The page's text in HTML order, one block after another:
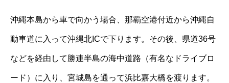
沖縄本島から車で向かう場合、那覇空港付近から沖縄自
動車道に入って沖縄北ICで下ります。その後、県道36号
などを経由して勝連半島の海中道路（有名なドライブロ
ード）に入り、宮城島を通って浜比嘉大橋を渡ります。